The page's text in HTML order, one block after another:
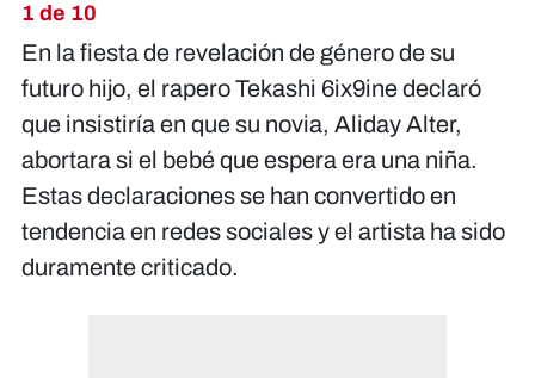
1 de 10
En la fiesta de revelación de género de su
futuro hijo, el rapero Tekashi 6ix9ine declaró
que insistiría en que su novia, Aliday Alter,
abortara si el bebé que espera era una niña.
Estas declaraciones se han convertido en
tendencia en redes sociales y el artista ha sido
duramente criticado.